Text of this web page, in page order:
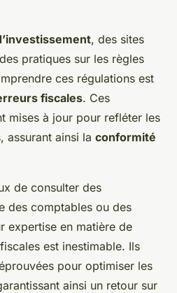
, des sites
pratiques sur les règles
ces régulations est
fiscales. Ces
mises à jour pour refléter les
assurant ainsi la conformité
de consulter des
des comptables ou des
expertise en matière de
fiscales est inestimable. Ils
pour optimiser les
ainsi un retour sur